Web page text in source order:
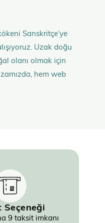
Sanskritçe’ye
Uzak doğu
olanı olmak için
hem web
Seçeneği
9 taksit imkanı